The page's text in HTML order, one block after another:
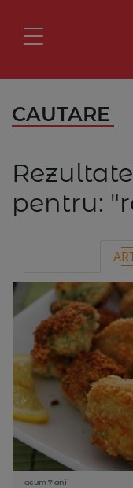
CAUTARE
pentru:
acum 7 ani